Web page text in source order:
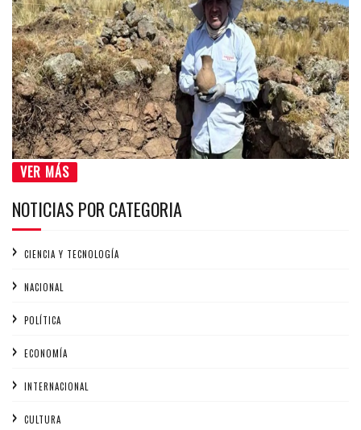
VER MÁS
NOTICIAS POR CATEGORIA
CIENCIA Y TECNOLOGÍA
NACIONAL
POLÍTICA
ECONOMÍA
INTERNACIONAL
CULTURA